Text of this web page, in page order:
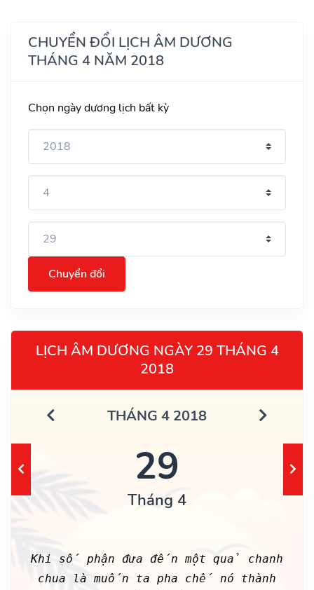
CHUYỂN ĐỔI LỊCH ÂM DƯƠNG
THÁNG 4 NĂM 2018
Chọn ngày dương lịch bất kỳ
Chuyển đổi
LỊCH ÂM DƯƠNG NGÀY 29 THÁNG 4
2018
THÁNG 4 2018
29
Tháng 4
Khi số phận đưa đến một quả chanh
chua là muốn ta pha chế nó thành